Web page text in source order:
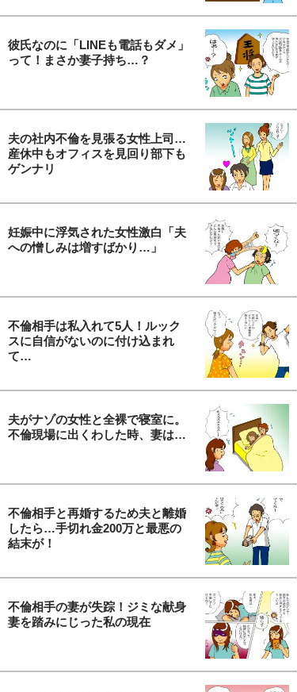
彼氏なのに「LINEも電話もダメ」
って！まさか妻子持ち…？
夫の社内不倫を見張る女性上司…
産休中もオフィスを見回り部下も
ゲンナリ
妊娠中に浮気された女性激白「夫
への憎しみは増すばかり…」
不倫相手は私入れて5人！ルック
スに自信がないのに付け込まれ
て…
夫がナゾの女性と全裸で寝室に。
不倫現場に出くわした時、妻は…
不倫相手と再婚するため夫と離婚
したら…手切れ金200万と最悪の
結末が！
不倫相手の妻が失踪！ジミな献身
妻を踏みにじった私の現在